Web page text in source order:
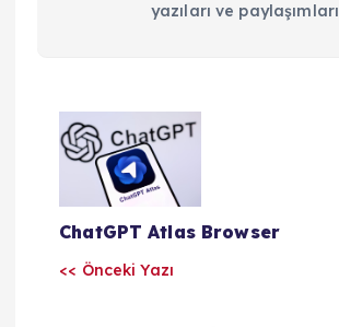
yazıları ve paylaşımları
Y
zChatGPT Atlas Browser
<< Önceki Yazı